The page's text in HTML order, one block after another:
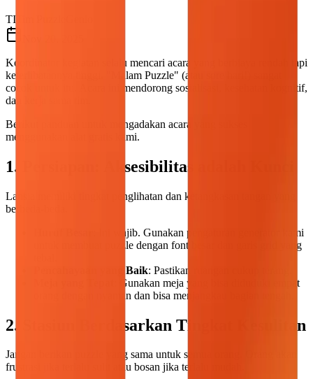
TI
Koordinator kegiatan selalu mencari acara yang berbiaya rendah tapi
keterlibatannya tinggi. "Malam Puzzle" (atau sore hari!) sangat
cocok untuk itu. Acara ini mendorong sosialisasi, kesehatan kognitif,
dan kerja sama tim.
Berikut panduan untuk mengadakan acara yang sukses
menggunakan alat gratis kami.
1. Persiapan: Aksesibilitas adalah Kunci
Lansia memiliki tingkat penglihatan dan ketangkasan tangan yang
berbeda-beda.
: Ini wajib. Gunakan pengaturan generator kami
untuk membuat puzzle dengan font besar dan garis grid yang
Pencahayaan yang Baik: Pastikan ruangan cukup terang.
: Gunakan meja yang bisa diduduki empat
orang dengan nyaman dan bisa menjangkau bagian tengah.
2. Stasiun Berdasarkan Tingkat Kesulitan
Jangan berikan puzzle yang sama untuk semua orang. Orang akan
frustrasi jika terlalu sulit atau bosan jika terlalu mudah.